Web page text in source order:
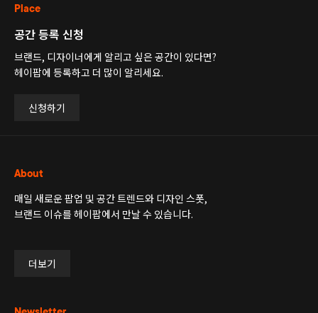
Place
공간 등록 신청
브랜드, 디자이너에게 알리고 싶은 공간이 있다면?
헤이팝에 등록하고 더 많이 알리세요.
신청하기
About
매일 새로운 팝업 및 공간 트렌드와 디자인 스폿,
브랜드 이슈를 헤이팝에서 만날 수 있습니다.
더보기